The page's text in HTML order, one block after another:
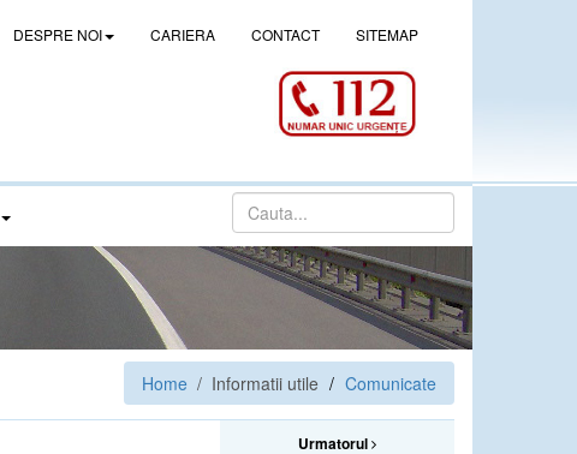
DESPRE NOI CARIERA CONTACT SITEMAP
Home / Informatii utile Comunicate
Urmatorul